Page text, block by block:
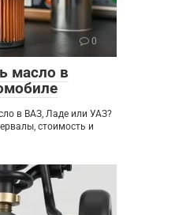
0
масло в
в ВАЗ, Ладе или УАЗ?
стоимость и